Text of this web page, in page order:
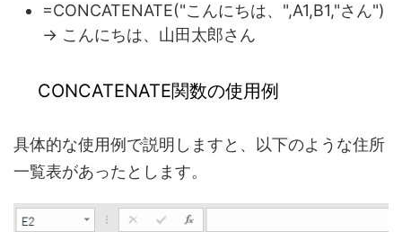
=CONCATENATE("こんにちは、",A1,B1,"さん")
→ こんにちは、山田太郎さん
CONCATENATE関数の使用例
具体的な使用例で説明しますと、以下のような住所
一覧表があったとします。